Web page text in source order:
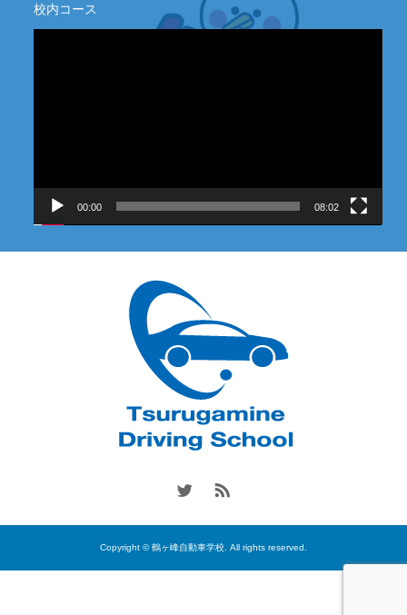
校内コース
動
00:00 08:02
Copyright © 鶴ヶ峰自動車学校. All rights reserved.